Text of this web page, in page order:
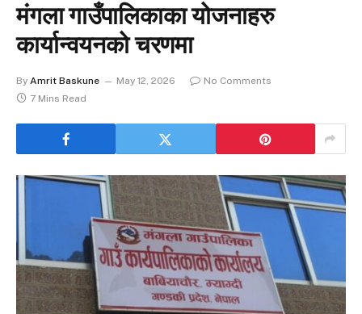
मंगला गाउँपालिकाका योजनाहरु
कार्यान्वयनको चरणमा
By Amrit Baskune May 12, 2026
No Comments
7 Mins Read